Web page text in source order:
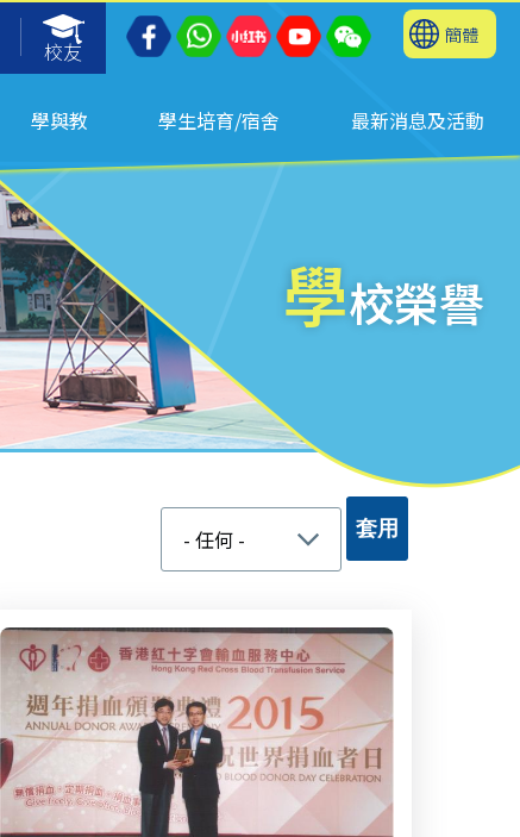
校友
簡體
學與教 學生培育/宿舍 最新消息及活動
學校榮譽